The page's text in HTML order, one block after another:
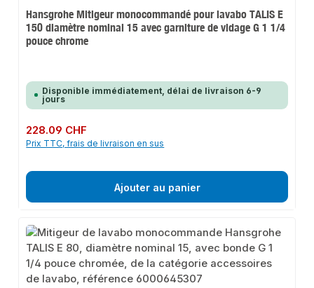
Hansgrohe Mitigeur monocommandé pour lavabo TALIS E
150 diamètre nominal 15 avec garniture de vidage G 1 1/4
pouce chrome
Disponible immédiatement, délai de livraison 6-9
jours
Prix régulier :
228.09 CHF
Prix TTC, frais de livraison en sus
Ajouter au panier